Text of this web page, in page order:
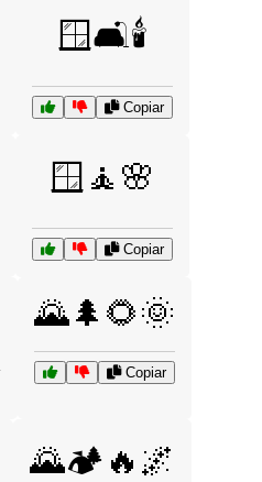
🪟🛋️🕯️
Copiar
🪟🧘🌸
Copiar
🌄🌲🌻🌞
Copiar
🌄🏕️🔥🌌